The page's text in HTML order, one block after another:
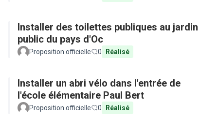
Installer des toilettes publiques au jardin
public du pays d'Oc
Proposition officielle 0 Réalisé
Installer un abri vélo dans l'entrée de
l'école élémentaire Paul Bert
Proposition officielle 0 Réalisé